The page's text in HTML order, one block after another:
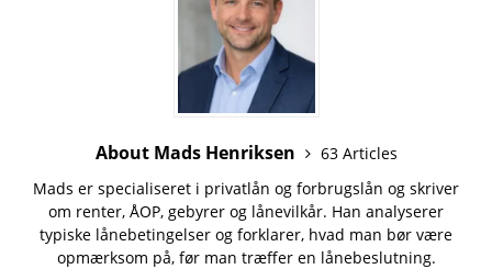
About Mads Henriksen
63 Articles
Mads er specialiseret i privatlån og forbrugslån og skriver
om renter, ÅOP, gebyrer og lånevilkår. Han analyserer
typiske lånebetingelser og forklarer, hvad man bør være
opmærksom på, før man træffer en lånebeslutning.